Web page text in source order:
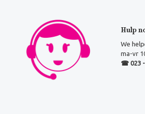
Hulp
We
ma-vr
☎ 023 -